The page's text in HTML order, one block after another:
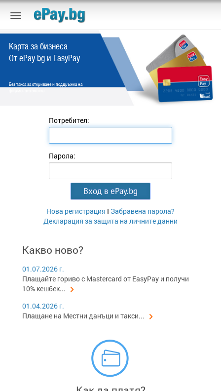
Карта за бизнеса
От ePay.bg и EasyPay
Без такса за откриване и поддръжка на
Потребител:
Парола:
Нова регистрация I Забравена парола?
Декларация за защита на личните данни
Какво ново?
01.07.2026 г.
Плащайте гориво с Mastercard от EasyPay и получи
10% кешбек...
01.04.2026 г.
Плащане на Местни данъци и такси...